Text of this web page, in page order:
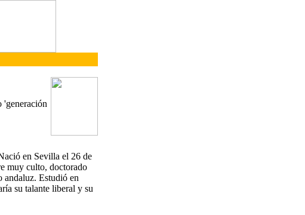
'generación
en Sevilla el 26 de
muy culto, doctorado
andaluz. Estudió en
su talante liberal y su